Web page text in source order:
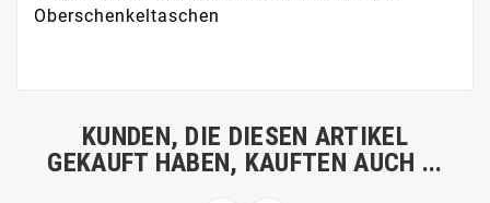
Oberschenkeltaschen
KUNDEN, DIE DIESEN ARTIKEL
GEKAUFT HABEN, KAUFTEN AUCH ...